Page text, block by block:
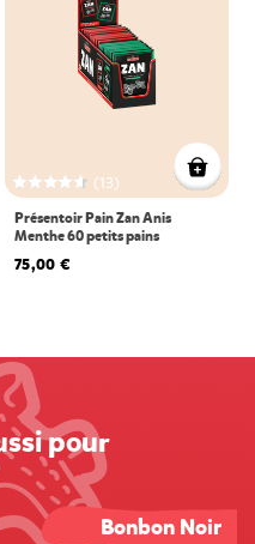
(13)
Présentoir Pain Zan Anis
Menthe 60 petits pains
75,00 €
pour
Bonbon Noir